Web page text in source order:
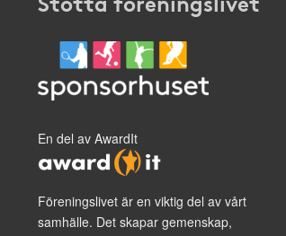
En del av AwardIt
Föreningslivet är en viktig del av vårt
samhälle. Det skapar gemenskap,